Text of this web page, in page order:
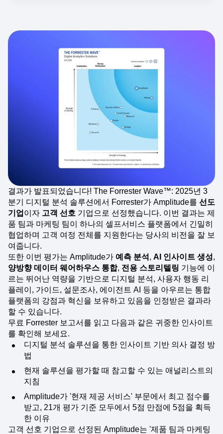
결과가 발표되었습니다! The Forrester Wave™: 2025년 3
분기 디지털 분석 솔루션에서 Forrester가 Amplitude를 선도
기업 이자 고객 선호 기업으로 선정했습니다. 이번 결과는 제
품 팀과 마케팅 팀이 하나의 셀프서비스 플랫폼에서 긴밀히
협업하며 고객 여정 전체를 지원한다는 당사의 비전을 잘 보
여줍니다.
또한 이번 평가는 Amplitude가 예측 분석 , AI 인사이트 생성,
양방향 데이터 웨어하우스 통합, 전용 스토리텔링 기능에 이
르는 뛰어난 역량을 기반으로 디지털 분석, 사용자 행동 리
플레이, 가이드, 설문조사, 에이전트 AI 등을 아우르는 통합
플랫폼의 강점과 혁신을 보유하고 있음을 인정받은 결과라
할 수 있습니다.
무료 Forrester 보고서를 읽고 다음과 같은 귀중한 인사이트
를 확인해 보세요.
디지털 분석 솔루션을 통한 인사이트 기반 의사 결정 방
법
현재 솔루션을 평가할 때 참고할 수 있는 애널리스트의
지침
Amplitude가 '현재 제공 서비스' 부문에서 최고 점수를
받고, 21개 평가 기준 모두에서 5점 만점에 5점을 획득
한 이유
고객 선호 기업으로 선정된 Amplitude는 '제품 팀과 마케팅